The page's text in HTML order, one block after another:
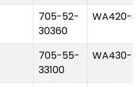
705-52-
30360
WA420-
705-55-
33100
WA430-5